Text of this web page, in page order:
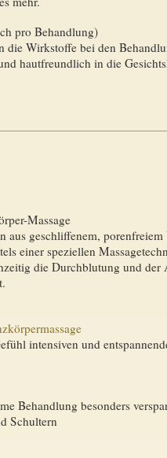
pro Behandlung)
die Wirkstoffe bei den
hautfreundlich in die
Massage
aus geschliffenem,
einer speziellen
die Durchblutung und der
intensiven und
Behandlung besonders
Schultern